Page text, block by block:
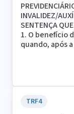
2. Hipótese
totalmente
(concessão de
acidente),
consonância
INVALIDEZ/
SENTENÇA
1. O benefício
quando, após
sequelas
capacidade
totalmente
(concessão
acidente),
TRF4